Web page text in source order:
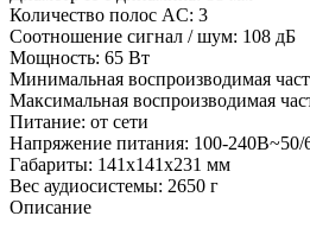
Количество полос AC: 3
Соотношение сигнал / шум: 108 дБ
Мощность: 65 Вт
Минимальная воспроизводимая
Максимальная воспроизводимая
Питание: от сети
Напряжение питания: 100-240В~50/
Габариты: 141x141x231 мм
Вес аудиосистемы: 2650 г
Описание